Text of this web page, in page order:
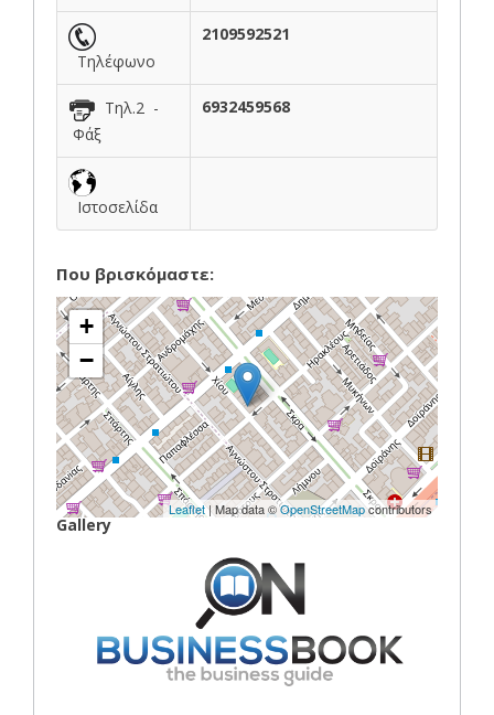
Τηλέφωνο
2109592521
Τηλ.2 -
Φάξ
6932459568
Ιστοσελίδα
Που βρισκόμαστε:
+
−
Leaflet| Map data ©OpenStreetMapcontributors
Gallery